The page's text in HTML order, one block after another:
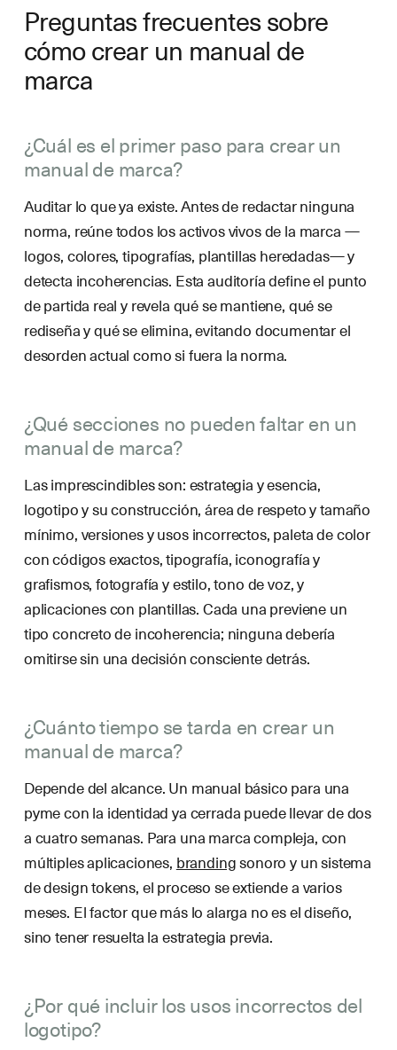
Preguntas frecuentes sobre
cómo crear un manual de
marca
¿Cuál es el primer paso para crear un
manual de marca?
Auditar lo que ya existe. Antes de redactar ninguna
norma, reúne todos los activos vivos de la marca —
logos, colores, tipografías, plantillas heredadas— y
detecta incoherencias. Esta auditoría define el punto
de partida real y revela qué se mantiene, qué se
rediseña y qué se elimina, evitando documentar el
desorden actual como si fuera la norma.
¿Qué secciones no pueden faltar en un
manual de marca?
Las imprescindibles son: estrategia y esencia,
logotipo y su construcción, área de respeto y tamaño
mínimo, versiones y usos incorrectos, paleta de color
con códigos exactos, tipografía, iconografía y
grafismos, fotografía y estilo, tono de voz, y
aplicaciones con plantillas. Cada una previene un
tipo concreto de incoherencia; ninguna debería
omitirse sin una decisión consciente detrás.
¿Cuánto tiempo se tarda en crear un
manual de marca?
Depende del alcance. Un manual básico para una
pyme con la identidad ya cerrada puede llevar de dos
a cuatro semanas. Para una marca compleja, con
múltiples aplicaciones, brandingsonoro y un sistema
de design tokens, el proceso se extiende a varios
meses. El factor que más lo alarga no es el diseño,
sino tener resuelta la estrategia previa.
¿Por qué incluir los usos incorrectos del
logotipo?